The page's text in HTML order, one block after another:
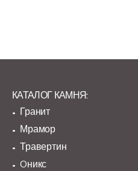
КАТАЛОГ КАМНЯ:
Гранит
Мрамор
Травертин
Oникс